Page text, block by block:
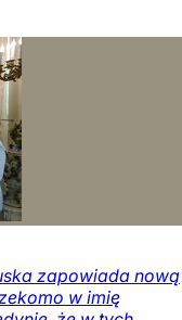
zapowiada nową
w imię